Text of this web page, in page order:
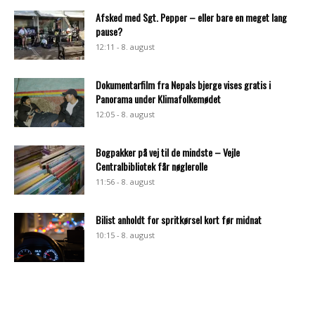
Afsked med Sgt. Pepper – eller bare en meget lang
pause?
12:11 - 8. august
Dokumentarfilm fra Nepals bjerge vises gratis i
Panorama under Klimafolkemødet
12:05 - 8. august
Bogpakker på vej til de mindste – Vejle
Centralbibliotek får nøglerolle
11:56 - 8. august
Bilist anholdt for spritkørsel kort før midnat
10:15 - 8. august